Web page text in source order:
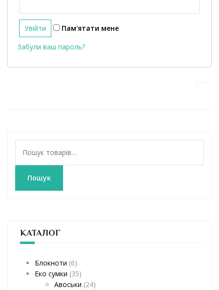
Увійти
Пам'ятати мене
Забули ваш пароль?
к
Пошук
КАТАЛОГ
Блокноти (6)
Еко сумки (35)
Авоськи (24)